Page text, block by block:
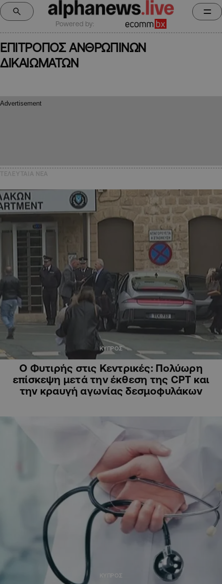
Powered by:
ΕΠΙΤΡΟΠΟΣ ΑΝΘΡΩΠΙΝΩΝ
ΔΙΚΑΙΩΜΑΤΩΝ
ΚΥΠΡΟΣ
Ο Φυτιρής στις Κεντρικές: Πολύωρη
επίσκεψη μετά την έκθεση της CPT και
την κραυγή αγωνίας δεσμοφυλάκων
ΚΥΠΡΟΣ